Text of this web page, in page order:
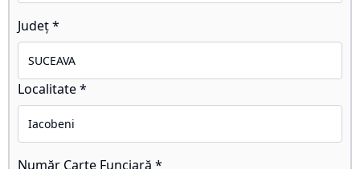
Județ *
Localitate *
Număr Carte Funciară *